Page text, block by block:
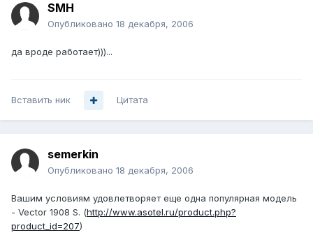
SMH
Опубликовано 18 декабря, 2006
да вроде работает)))...
Вставить ник Цитата
semerkin
Опубликовано 18 декабря, 2006
Вашим условиям удовлетворяет еще одна популярная модель
- Vector 1908 S. (http://www.asotel.ru/product.php?
product_id=207)